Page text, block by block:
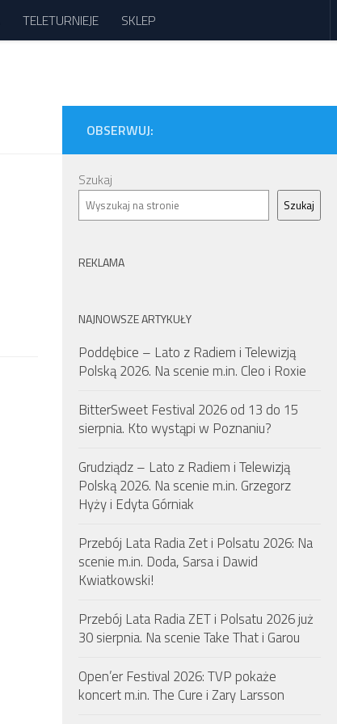
TELETURNIEJE SKLEP
OBSERWUJ:
Szukaj
Szukaj
REKLAMA
NAJNOWSZE ARTYKUŁY
Poddębice – Lato z Radiem i Telewizją
Polską 2026. Na scenie m.in. Cleo i Roxie
BitterSweet Festival 2026 od 13 do 15
sierpnia. Kto wystąpi w Poznaniu?
Grudziądz – Lato z Radiem i Telewizją
Polską 2026. Na scenie m.in. Grzegorz
Hyży i Edyta Górniak
Przebój Lata Radia Zet i Polsatu 2026: Na
scenie m.in. Doda, Sarsa i Dawid
Kwiatkowski!
Przebój Lata Radia ZET i Polsatu 2026 już
30 sierpnia. Na scenie Take That i Garou
Open’er Festival 2026: TVP pokaże
koncert m.in. The Cure i Zary Larsson